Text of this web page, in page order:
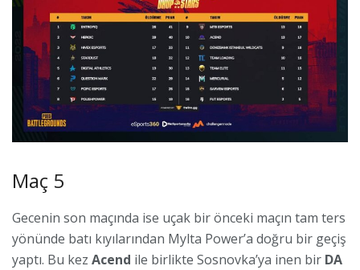
Maç 5
Gecenin son maçında ise uçak bir önceki maçın tam ters
yönünde batı kıyılarından Mylta Power’a doğru bir geçiş
yaptı. Bu kez Acend ile birlikte Sosnovka’ya inen bir DA